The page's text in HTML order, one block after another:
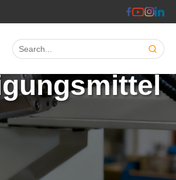
Search: